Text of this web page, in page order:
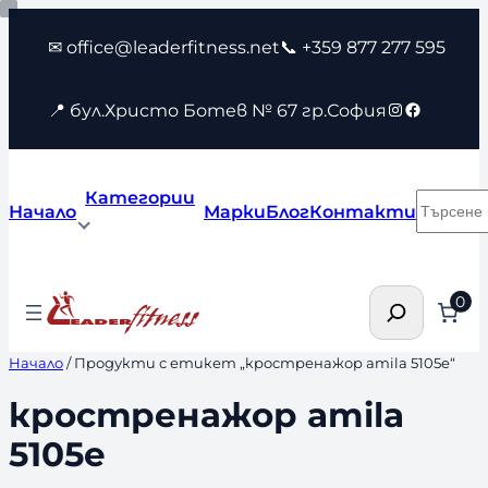
Към
съдържанието
✉ office@leaderfitness.net📞 +359 877 277 595
📍 бул.Христо Ботев № 67 гр.София Instagram
Facebook
Начало
Категории
МаркиБлогКонтакти
Търсене 0
Начало/ Продукти с етикет „кростренажор amila 5105e“
кростренажор amila
5105e